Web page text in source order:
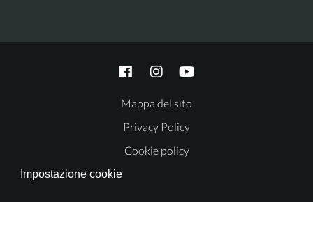
Mappa del sito
Privacy Policy
Cookie policy
Impostazione cookie